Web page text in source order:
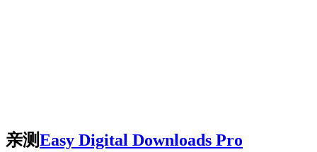
亲测Easy Digital Downloads Pro